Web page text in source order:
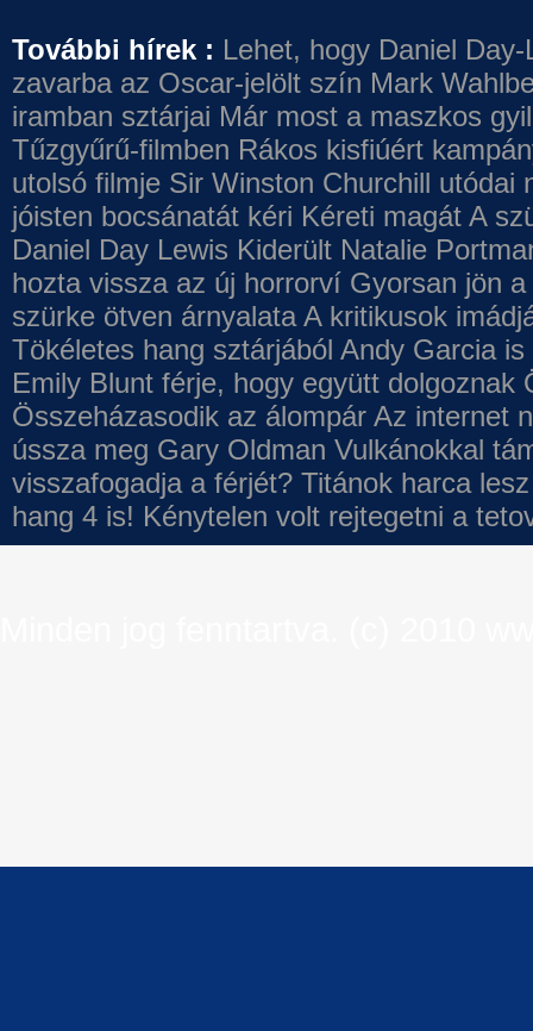
További hírek : Lehet, hogy Daniel
zavarba az Oscar-jelölt szín Mark
iramban sztárjai Már most a maszkos
Tűzgyűrű-filmben Rákos kisfiúért
utolsó filmje Sir Winston Churchill utódai
jóisten bocsánatát kéri Kéreti magát A
Daniel Day Lewis Kiderült Natalie
hozta vissza az új horrorví Gyorsan jön
szürke ötven árnyalata A kritikusok
Tökéletes hang sztárjából Andy Garcia
Emily Blunt férje, hogy együtt dolgoznak
Összeházasodik az álompár Az internet
ússza meg Gary Oldman Vulkánokkal
visszafogadja a férjét? Titánok harca
hang 4 is! Kénytelen volt rejtegetni a